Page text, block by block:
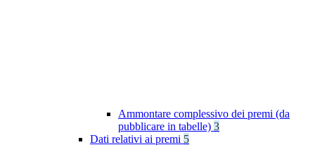
Ammontare complessivo dei premi (da
pubblicare in tabelle) 3
Dati relativi ai premi 5